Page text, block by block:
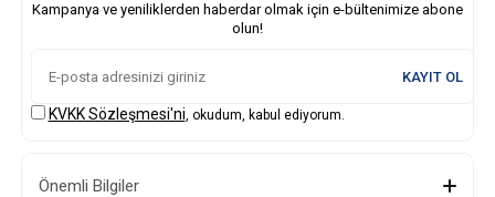
Kampanya ve yeniliklerden haberdar olmak için e-bültenimize abone
olun!
KAYIT OL
KVKK Sözleşmesi'ni, okudum, kabul ediyorum.
Önemli Bilgiler